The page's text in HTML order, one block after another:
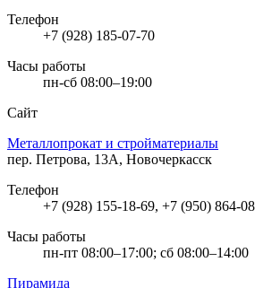
Телефон
+7 (928) 185-07-70
Часы работы
пн-сб 08:00–19:00
Сайт
Металлопрокат и стройматериалы
пер. Петрова, 13А, Новочеркасск
Телефон
+7 (928) 155-18-69, +7 (950) 864-
Часы работы
пн-пт 08:00–17:00; сб 08:00–14:00
Пирамида